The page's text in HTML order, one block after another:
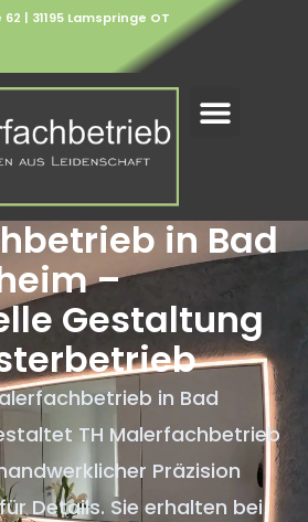
| 31195 Lamspringe OT
in Bad
–
Gestaltung
in Bad
TH Malerfachbetrieb
Präzision
Details. Sie erhalten bei